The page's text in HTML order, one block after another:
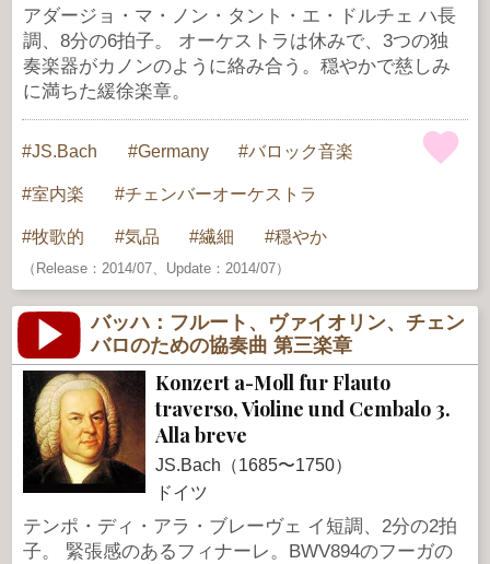
アダージョ・マ・ノン・タント・エ・ドルチェ ハ長
調、8分の6拍子。 オーケストラは休みで、3つの独
奏楽器がカノンのように絡み合う。穏やかで慈しみ
に満ちた緩徐楽章。
JS.Bach Germany バロック音楽
室内楽 チェンバーオーケストラ
牧歌的 気品 繊細 穏やか
（Release：2014/07、Update：2014/07）
バッハ：フルート、ヴァイオリン、チェン
バロのための協奏曲 第三楽章
Konzert a-Moll fur Flauto
traverso, Violine und Cembalo 3.
Alla breve
JS.Bach（1685〜1750）
ドイツ
テンポ・ディ・アラ・ブレーヴェ イ短調、2分の2拍
子。 緊張感のあるフィナーレ。BWV894のフーガの